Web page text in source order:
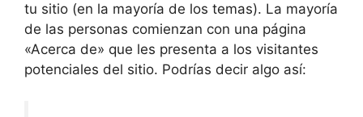
tu sitio (en la mayoría de los temas). La mayoría
de las personas comienzan con una página
«Acerca de» que les presenta a los visitantes
potenciales del sitio. Podrías decir algo así: